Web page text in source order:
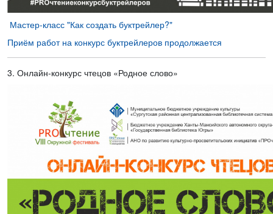
Мастер-класс "Как создать буктрейлер?"
Приём работ на конкурс буктрейлеров продолжается
3. Онлайн-конкурс чтецов «Родное слово»